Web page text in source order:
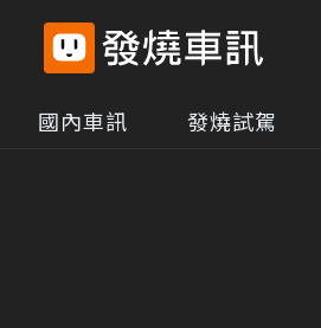
國內車訊 發燒試駕